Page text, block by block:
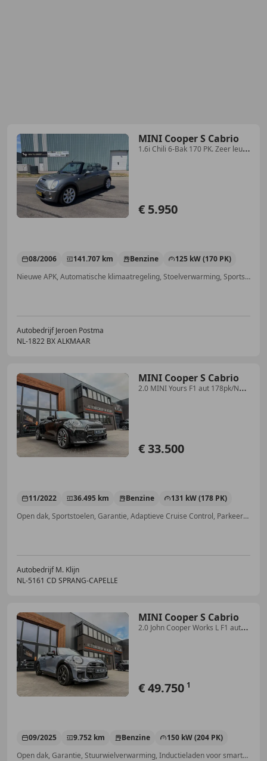
MINI Cooper S Cabrio
1.6i Chili 6-Bak 170 PK. Zeer leuke
€ 5.950
08/2006 141.707 km Benzine
125 kW (170 PK)
Nieuwe APK, Automatische klimaatregeling, Stoelverwarming, Sportstoelen, Parkeerhulp achter, Traction control, CD, Lederen stuurwiel
Autobedrijf Jeroen Postma
NL-1822 BX ALKMAAR
MINI Cooper S Cabrio
2.0 MINI Yours F1 aut 178pk/Ned
€ 33.500
11/2022 36.495 km Benzine
131 kW (178 PK)
Open dak, Sportstoelen, Garantie, Adaptieve Cruise Control, Parkeerhulp met camera, Navigatiesysteem, Sound system, Head-up display
Autobedrijf M. Klijn
NL-5161 CD SPRANG-CAPELLE
MINI Cooper S Cabrio
2.0 John Cooper Works L F1 aut
€ 49.750 1
09/2025 9.752 km Benzine
150 kW (204 PK)
Open dak, Garantie, Stuurwielverwarming, Inductieladen voor smartphones, Sound system, Parkeerhulp met camera, Elektrisch verstelbare buitenspiegels, Met onderhoudshistorie